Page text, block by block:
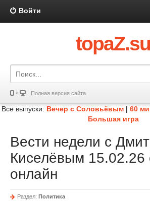
Войти
topaZ.su
Полная версия сайта
Все выпуски: Вечер с Соловьёвым | 60
Большая игра
Вести недели с
Киселёвым 15.02.26
онлайн
Раздел: Политика